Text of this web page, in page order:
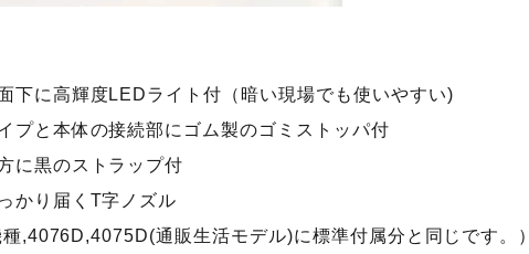
下に高輝度LEDライト付（暗い現場でも使いやすい)
プと本体の接続部にゴム製のゴミストッパ付
に黒のストラップ付
かり届くT字ノズル
,4076D,4075D(通販生活モデル)に標準付属分と同じです。）